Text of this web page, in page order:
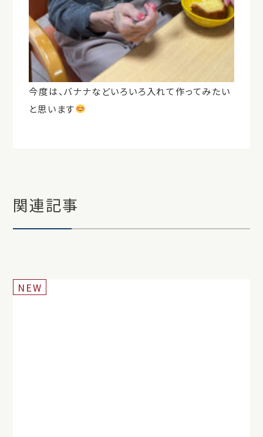
今度は、バナナなどいろいろ入れて作ってみたい
と思います
関連記事
NEW